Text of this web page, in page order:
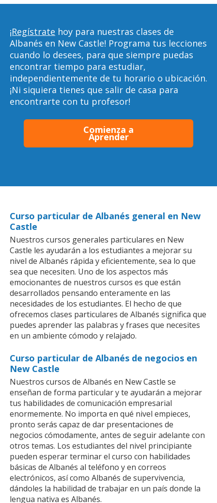
¡Regístrate hoy para nuestras clases de
Albanés en New Castle! Programa tus lecciones
cuando lo desees, para que siempre puedas
encontrar tiempo para estudiar,
independientemente de tu horario o ubicación.
¡Ni siquiera tienes que salir de casa para
encontrarte con tu profesor!
Comienza a
Aprender
Curso particular de Albanés general en New
Castle
Nuestros cursos generales particulares en New
Castle les ayudarán a los estudiantes a mejorar su
nivel de Albanés rápida y eficientemente, sea lo que
sea que necesiten. Uno de los aspectos más
emocionantes de nuestros cursos es que están
desarrollados pensando enteramente en las
necesidades de los estudiantes. El hecho de que
ofrecemos clases particulares de Albanés significa que
puedes aprender las palabras y frases que necesites
en un ambiente cómodo y relajado.
Curso particular de Albanés de negocios en
New Castle
Nuestros cursos de Albanés en New Castle se
enseñan de forma particular y te ayudarán a mejorar
tus habilidades de comunicación empresarial
enormemente. No importa en qué nivel empieces,
pronto serás capaz de dar presentaciones de
negocios cómodamente, antes de seguir adelante con
otros temas. Los estudiantes del nivel principiante
pueden esperar terminar el curso con habilidades
básicas de Albanés al teléfono y en correos
electrónicos, así como Albanés de supervivencia,
dándoles la habilidad de trabajar en un país donde la
lengua nativa es Albanés.